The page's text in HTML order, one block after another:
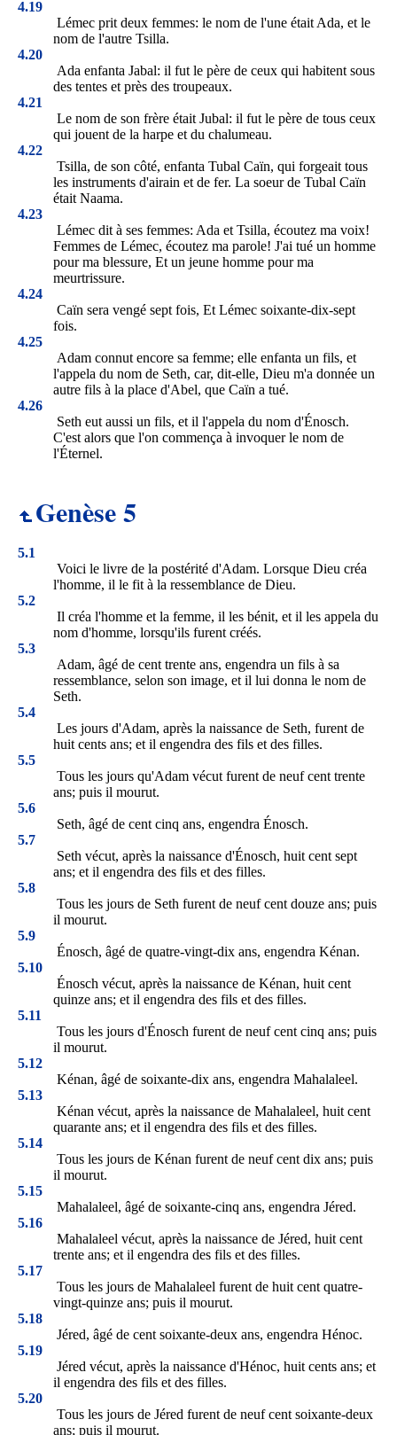
4.19
Lémec prit deux femmes: le nom de l'une était Ada, et le
nom de l'autre Tsilla.
4.20
Ada enfanta Jabal: il fut le père de ceux qui habitent sous
des tentes et près des troupeaux.
4.21
Le nom de son frère était Jubal: il fut le père de tous ceux
qui jouent de la harpe et du chalumeau.
4.22
Tsilla, de son côté, enfanta Tubal Caïn, qui forgeait tous
les instruments d'airain et de fer. La soeur de Tubal Caïn
était Naama.
4.23
Lémec dit à ses femmes: Ada et Tsilla, écoutez ma voix!
Femmes de Lémec, écoutez ma parole! J'ai tué un homme
pour ma blessure, Et un jeune homme pour ma
meurtrissure.
4.24
Caïn sera vengé sept fois, Et Lémec soixante-dix-sept
fois.
4.25
Adam connut encore sa femme; elle enfanta un fils, et
l'appela du nom de Seth, car, dit-elle, Dieu m'a donnée un
autre fils à la place d'Abel, que Caïn a tué.
4.26
Seth eut aussi un fils, et il l'appela du nom d'Énosch.
C'est alors que l'on commença à invoquer le nom de
l'Éternel.
Genèse 5
5.1
Voici le livre de la postérité d'Adam. Lorsque Dieu créa
l'homme, il le fit à la ressemblance de Dieu.
5.2
Il créa l'homme et la femme, il les bénit, et il les appela du
nom d'homme, lorsqu'ils furent créés.
5.3
Adam, âgé de cent trente ans, engendra un fils à sa
ressemblance, selon son image, et il lui donna le nom de
Seth.
5.4
Les jours d'Adam, après la naissance de Seth, furent de
huit cents ans; et il engendra des fils et des filles.
5.5
Tous les jours qu'Adam vécut furent de neuf cent trente
ans; puis il mourut.
5.6
Seth, âgé de cent cinq ans, engendra Énosch.
5.7
Seth vécut, après la naissance d'Énosch, huit cent sept
ans; et il engendra des fils et des filles.
5.8
Tous les jours de Seth furent de neuf cent douze ans; puis
il mourut.
5.9
Énosch, âgé de quatre-vingt-dix ans, engendra Kénan.
5.10
Énosch vécut, après la naissance de Kénan, huit cent
quinze ans; et il engendra des fils et des filles.
5.11
Tous les jours d'Énosch furent de neuf cent cinq ans; puis
il mourut.
5.12
Kénan, âgé de soixante-dix ans, engendra Mahalaleel.
5.13
Kénan vécut, après la naissance de Mahalaleel, huit cent
quarante ans; et il engendra des fils et des filles.
5.14
Tous les jours de Kénan furent de neuf cent dix ans; puis
il mourut.
5.15
Mahalaleel, âgé de soixante-cinq ans, engendra Jéred.
5.16
Mahalaleel vécut, après la naissance de Jéred, huit cent
trente ans; et il engendra des fils et des filles.
5.17
Tous les jours de Mahalaleel furent de huit cent quatre-
vingt-quinze ans; puis il mourut.
5.18
Jéred, âgé de cent soixante-deux ans, engendra Hénoc.
5.19
Jéred vécut, après la naissance d'Hénoc, huit cents ans; et
il engendra des fils et des filles.
5.20
Tous les jours de Jéred furent de neuf cent soixante-deux
ans; puis il mourut.